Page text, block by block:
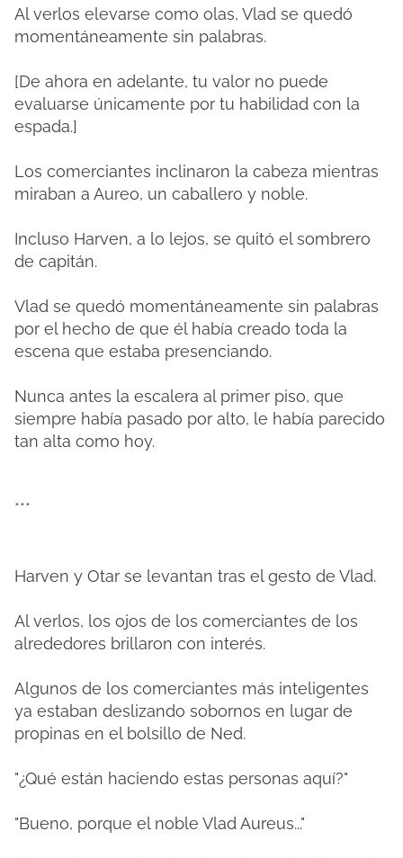
Al verlos elevarse como olas, Vlad se quedó
momentáneamente sin palabras.
[De ahora en adelante, tu valor no puede
evaluarse únicamente por tu habilidad con la
espada.]
Los comerciantes inclinaron la cabeza mientras
miraban a Aureo, un caballero y noble.
Incluso Harven, a lo lejos, se quitó el sombrero
de capitán.
Vlad se quedó momentáneamente sin palabras
por el hecho de que él había creado toda la
escena que estaba presenciando.
Nunca antes la escalera al primer piso, que
siempre había pasado por alto, le había parecido
tan alta como hoy.
***
Harven y Otar se levantan tras el gesto de Vlad.
Al verlos, los ojos de los comerciantes de los
alrededores brillaron con interés.
Algunos de los comerciantes más inteligentes
ya estaban deslizando sobornos en lugar de
propinas en el bolsillo de Ned.
"¿Qué están haciendo estas personas aquí?"
"Bueno, porque el noble Vlad Aureus..."